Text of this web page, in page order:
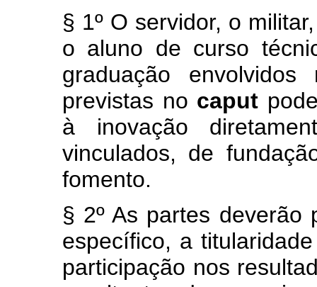
§ 1º O servidor, o
o aluno de curso
graduação
previstas no caput
à inovação
vinculados, de
fomento.
§ 2º As partes deverão
específico, a
participação nos